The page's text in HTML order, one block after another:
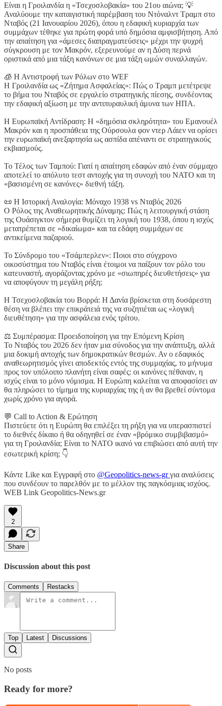
Είναι η Γροιλανδία η «Τσεχοσλοβακία» του 21ου αιώνα; 💡
Αναλύουμε την καταιγιστική παρέμβαση του Ντόναλντ Τραμπ στο
Νταβός (21 Ιανουαρίου 2026), όπου η εδαφική κυριαρχία των
συμμάχων τέθηκε για πρώτη φορά υπό δημόσια αμφισβήτηση. Από
την απαίτηση για «άμεσες διαπραγματεύσεις» μέχρι την ψυχρή
σύγκρουση με τον Μακρόν, εξερευνούμε αν η Δύση περνά
οριστικά από μια τάξη κανόνων σε μια τάξη ωμών συναλλαγών.
🧊 Η Αντιστροφή των Ρόλων στο WEF
Η Γροιλανδία ως «Ζήτημα Ασφαλείας»: Πώς ο Τραμπ μετέτρεψε
το βήμα του Νταβός σε εργαλείο στρατηγικής πίεσης, συνδέοντας
την εδαφική αξίωση με την αντιπυραυλική άμυνα των ΗΠΑ.
Η Ευρωπαϊκή Αντίδραση: Η «δημόσια σκληρότητα» του Εμανουέλ
Μακρόν και η προσπάθεια της Ούρσουλα φον ντερ Λάιεν να ορίσει
την ευρωπαϊκή ανεξαρτησία ως ασπίδα απέναντι σε στρατηγικούς
εκβιασμούς.
Το Τέλος των Ταμπού: Γιατί η απαίτηση εδαφών από έναν σύμμαχο
αποτελεί το απόλυτο τεστ αντοχής για τη συνοχή του ΝΑΤΟ και τη
«βασισμένη σε κανόνες» διεθνή τάξη.
📜 Η Ιστορική Αναλογία: Μόναχο 1938 vs Νταβός 2026
Ο Ρόλος της Αναθεωρητικής Δύναμης: Πώς η λειτουργική στάση
της Ουάσιγκτον σήμερα θυμίζει τη λογική του 1938, όπου η ισχύς
μετατρέπεται σε «δικαίωμα» και τα εδάφη συμμάχων σε
αντικείμενα παζαριού.
Το Σύνδρομο του «Τσάμπερλεν»: Ποιοι στο σύγχρονο
οικοσύστημα του Νταβός είναι έτοιμοι να παίξουν τον ρόλο του
κατευναστή, αγοράζοντας χρόνο με «σιωπηρές διευθετήσεις» για
να αποφύγουν τη μεγάλη ρήξη;
Η Τσεχοσλοβακία του Βορρά: Η Δανία βρίσκεται στη δυσάρεστη
θέση να βλέπει την επικράτειά της να συζητιέται ως «λογική
διευθέτηση» για την ασφάλεια ενός τρίτου.
⚖️ Συμπέρασμα: Προειδοποίηση για την Επόμενη Κρίση
Το Νταβός του 2026 δεν ήταν μια σύνοδος για την ανάπτυξη, αλλά
μια δοκιμή αντοχής των δημοκρατικών θεσμών. Αν ο εδαφικός
αναθεωρητισμός γίνει αποδεκτός εντός της συμμαχίας, το μήνυμα
προς τον υπόλοιπο πλανήτη είναι σαφές: οι κανόνες πέθαναν, η
ισχύς είναι το μόνο νόμισμα. Η Ευρώπη καλείται να αποφασίσει αν
θα πληρώσει το τίμημα της κυριαρχίας της ή αν θα βρεθεί σύντομα
χωρίς χρόνο για αγορά.
💬 Call to Action & Ερώτηση
Πιστεύετε ότι η Ευρώπη θα επιλέξει τη ρήξη για να υπερασπιστεί
το διεθνές δίκαιο ή θα οδηγηθεί σε έναν «βρόμικο συμβιβασμό»
για τη Γροιλανδία; Είναι το ΝΑΤΟ ικανό να επιβιώσει από αυτή την
εσωτερική κρίση; 👇
Κάντε Like και Εγγραφή στο @Geopolitics-news-grγια αναλύσεις
που συνδέουν το παρελθόν με το μέλλον της παγκόσμιας ισχύος.
WEB Link Geopolitics-News.gr
2
Share
Discussion about this post
Comments Restacks
Top Latest Discussions
No posts
Ready for more?